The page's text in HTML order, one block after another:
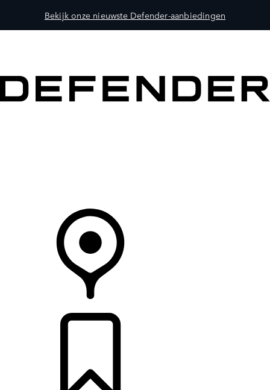
Bekijk onze nieuwste Defender-aanbiedingen